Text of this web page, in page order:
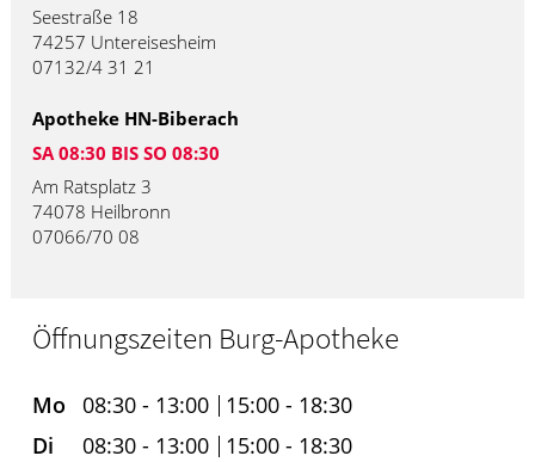
Seestraße 18
74257 Untereisesheim
07132/4 31 21
Apotheke HN-Biberach
SA 08:30 BIS SO 08:30
Am Ratsplatz 3
74078 Heilbronn
07066/70 08
Öffnungszeiten Burg-Apotheke
Mo 08:30 - 13:00
15:00 - 18:30
Di
08:30 - 13:00
15:00 - 18:30